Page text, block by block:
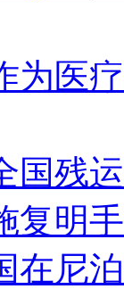
为医
国残
复明
在尼